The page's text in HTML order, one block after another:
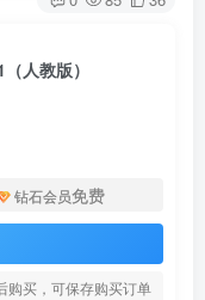
人教版）
钻石会员免费
购买，可保存购买订单